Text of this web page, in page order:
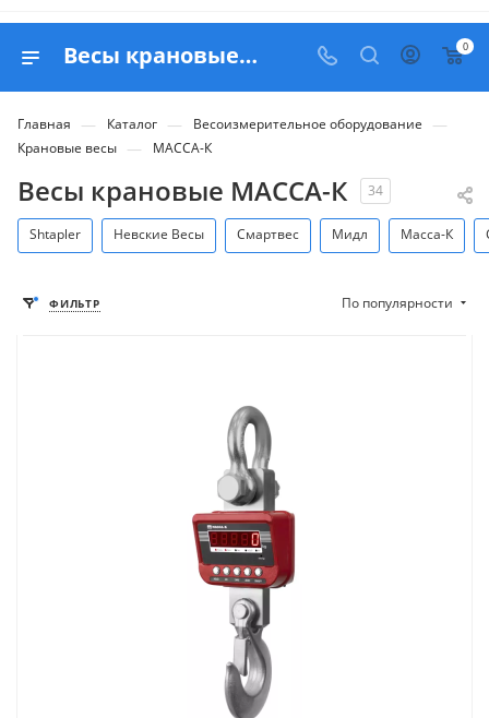
Весы крановые МАССА-К - купить в Москве с доставкой по России 0
Главная — Каталог — Весоизмерительное оборудование —
Крановые весы — МАССА-К
Весы крановые МАССА-К 34
Shtapler Невские Весы Смартвес Мидл Масса-К
ФИЛЬТР По популярности